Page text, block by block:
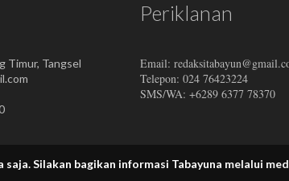
Timur, Tangsel
Periklanan
Email:
Telepon: 024 76423224
SMS/WA: +6289 6377 78370
bagikan informasi Tabayuna melalui media